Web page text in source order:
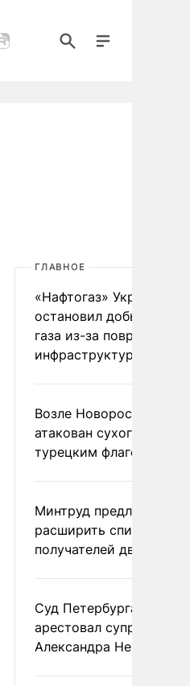
ГЛАВНОЕ
«Нафтогаз» Украины
остановил добычу
газа из-за повреждения
инфраструктуры
Возле Новороссийска
атакован сухогруз под
турецким флагом
Минтруд предложил
расширить список
получателей двух
Суд Петербурга заочно
арестовал супругу
Александра Невзорова